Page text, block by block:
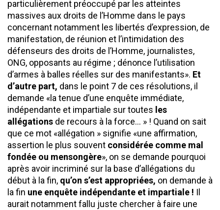
particulièrement préoccupé par les atteintes
massives aux droits de l’Homme dans le pays
concernant notamment les libertés d’expression, de
manifestation, de réunion et l’intimidation des
défenseurs des droits de l’Homme, journalistes,
ONG, opposants au régime ; dénonce l’utilisation
d’armes à balles réelles sur des manifestants». Et
d’autre part, dans le point 7 de ces résolutions, il
demande «la tenue d’une enquête immédiate,
indépendante et impartiale sur toutes les
allégations de recours à la force… » ! Quand on sait
que ce mot «allégation » signifie «une affirmation,
assertion le plus souvent considérée comme mal
fondée ou mensongère», on se demande pourquoi
après avoir incriminé sur la base d’allégations du
début à la fin, qu’on s’est appropriées, on demande à
la fin une enquête indépendante et impartiale ! Il
aurait notamment fallu juste chercher à faire une